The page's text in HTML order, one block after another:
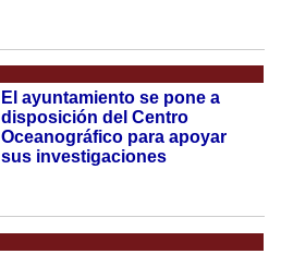
El ayuntamiento se pone a
disposición del Centro
Oceanográfico para apoyar
sus investigaciones